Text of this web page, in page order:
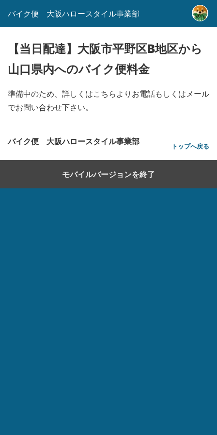
バイク便 大阪ハロースタイル事業部
【当日配達】大阪市平野区B地区から
山口県内へのバイク便料金
準備中のため、詳しくはこちらよりお電話もしくはメール
でお問い合わせ下さい。
バイク便 大阪ハロースタイル事業部 トップへ戻る
モバイルバージョンを終了